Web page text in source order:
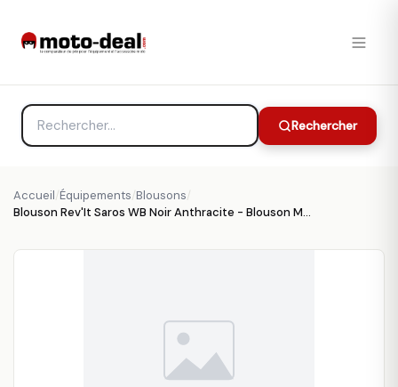
Rechercher
Accueil/Équipements/Blousons/
Blouson Rev'It Saros WB Noir Anthracite - Blouson Moto REV'IT